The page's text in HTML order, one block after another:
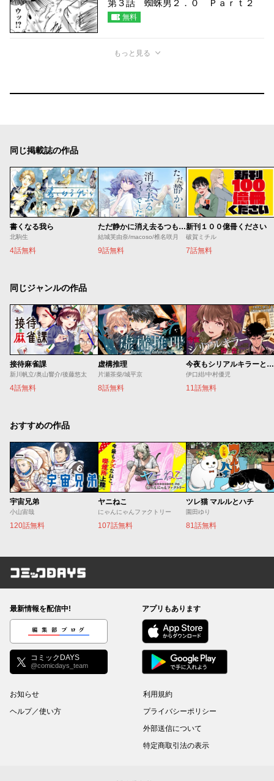
第３話 蜘蛛男２．０ Ｐａｒｔ２
無料
もっと見る
同じ掲載誌の作品
書くなる我ら
北駒生
4話無料
ただ静かに消え去るつもりでした
結城芙由奈/macoso/椎名咲月
9話無料
新刊１００億冊ください
破賀ミチル
7話無料
同じジャンルの作品
接待麻雀課
新川帆立/奥山響介/後藤悠太
4話無料
虚構推理
片瀬茶柴/城平京
8話無料
今夜もシリアルキラーと待ち合わせ
伊口紺/中村優児
11話無料
おすすめの作品
宇宙兄弟
小山宙哉
120話無料
ヤニねこ
にゃんにゃんファクトリー
107話無料
ツレ猫 マルルとハチ
園田ゆり
81話無料
コミックDAYS
最新情報を配信中!
編集部ブログ
コミックDAYS
@comicdays_team
アプリもあります
お知らせ
ヘルプ／使い方
利用規約
プライバシーポリシー
外部送信について
特定商取引法の表示